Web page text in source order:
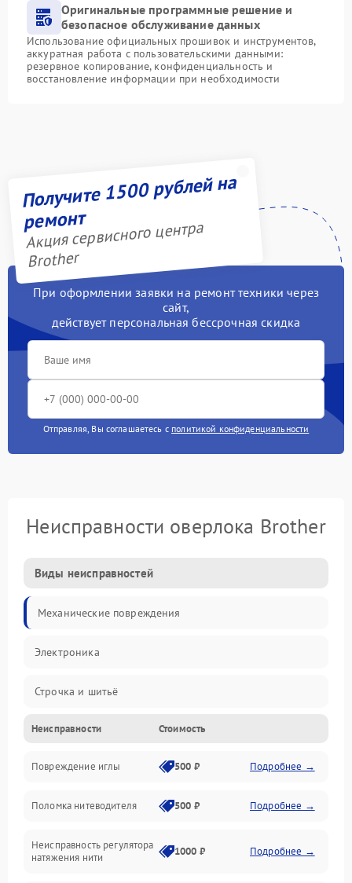
Оригинальные программные решение и
безопасное обслуживание данных
Использование официальных прошивок и инструментов,
аккуратная работа с пользовательскими данными:
резервное копирование, конфиденциальность и
восстановление информации при необходимости
Получите 1500 рублей на
ремонт
Акция сервисного центра
Brother
При оформлении заявки на ремонт техники через
сайт,
действует персональная бессрочная скидка
Отправляя, Вы соглашаетесь с политикой конфиденциальности
Неисправности оверлока Brother
Виды неисправностей
Механические повреждения
Электроника
Строчка и шитьё
Прочие неисправности
Подача ткани
Игловодитель и механизмы
Ножи и обрезка
Неисправности Стоимость
Повреждение иглы 500 ₽ Подробнее →
Поломка нитеводителя 500 ₽ Подробнее →
Неисправность регулятора
натяжения нити
1000 ₽ Подробнее →